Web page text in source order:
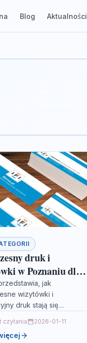
Blog Aktualności
druk i
w Poznaniu dla
biznesu jak
wizytówki i
druk stają się
profesjonalnego
biznesu w
czytania 2026-01-11